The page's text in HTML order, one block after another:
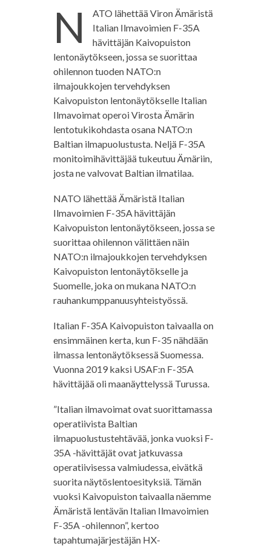
N
ATO lähettää Viron Ämäristä
Italian Ilmavoimien F-35A
hävittäjän Kaivopuiston
lentonäytökseen, jossa se suorittaa
ohilennon tuoden NATO:n
ilmajoukkojen tervehdyksen
Kaivopuiston lentonäytökselle Italian
Ilmavoimat operoi Virosta Ämärin
lentotukikohdasta osana NATO:n
Baltian ilmapuolustusta. Neljä F-35A
monitoimihävittäjää tukeutuu Ämäriin,
josta ne valvovat Baltian ilmatilaa.
NATO lähettää Ämäristä Italian
Ilmavoimien F-35A hävittäjän
Kaivopuiston lentonäytökseen, jossa se
suorittaa ohilennon välittäen näin
NATO:n ilmajoukkojen tervehdyksen
Kaivopuiston lentonäytökselle ja
Suomelle, joka on mukana NATO:n
rauhankumppanuusyhteistyössä.
Italian F-35A Kaivopuiston taivaalla on
ensimmäinen kerta, kun F-35 nähdään
ilmassa lentonäytöksessä Suomessa.
Vuonna 2019 kaksi USAF:n F-35A
hävittäjää oli maanäyttelyssä Turussa.
”Italian ilmavoimat ovat suorittamassa
operatiivista Baltian
ilmapuolustustehtävää, jonka vuoksi F-
35A -hävittäjät ovat jatkuvassa
operatiivisessa valmiudessa, eivätkä
suorita näytöslentoesityksiä. Tämän
vuoksi Kaivopuiston taivaalla näemme
Ämäristä lentävän Italian Ilmavoimien
F-35A -ohilennon”, kertoo
tapahtumajärjestäjän HX-